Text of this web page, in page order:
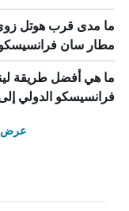
ما مدى قرب هوتل
مطار سان
ما هي أفضل طريقة
فرانسيسكو الدولي
عرض